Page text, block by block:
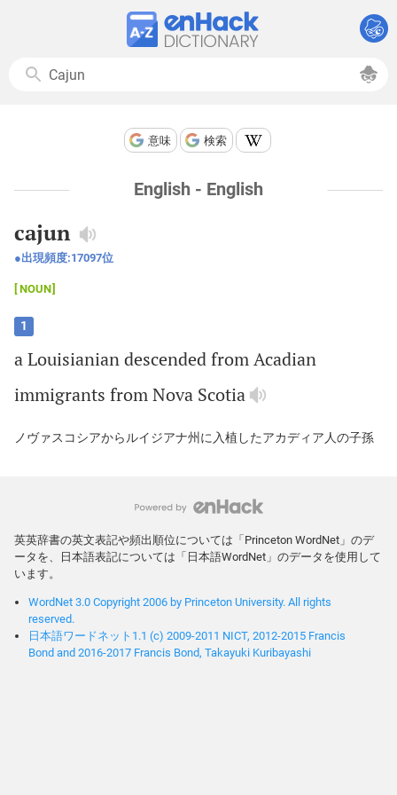
意味 検索
English - English
cajun
出現頻度:17097位
NOUN
1
aLouisianiandescendedfromAcadian
immigrants fromNova Scotia
ノヴァスコシアからルイジアナ州に入植したアカディア人の子孫
英英辞書の英文表記や頻出順位については「Princeton WordNet」のデ
ータを、日本語表記については「日本語WordNet」のデータを使用して
います。
WordNet 3.0 Copyright 2006 by Princeton University. All rights
reserved.
日本語ワードネット1.1 (c) 2009-2011 NICT, 2012-2015 Francis
Bond and 2016-2017 Francis Bond, Takayuki Kuribayashi